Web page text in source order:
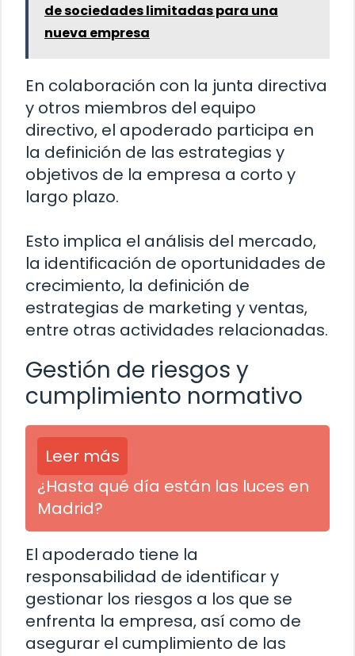
de sociedades limitadas para una
nueva empresa
En colaboración con la junta directiva
y otros miembros del equipo
directivo, el apoderado participa en
la definición de las estrategias y
objetivos de la empresa a corto y
largo plazo.
Esto implica el análisis del mercado,
la identificación de oportunidades de
crecimiento, la definición de
estrategias de marketing y ventas,
entre otras actividades relacionadas.
Gestión de riesgos y
cumplimiento normativo
Leer más
¿Hasta qué día están las luces en
Madrid?
El apoderado tiene la
responsabilidad de identificar y
gestionar los riesgos a los que se
enfrenta la empresa, así como de
asegurar el cumplimiento de las